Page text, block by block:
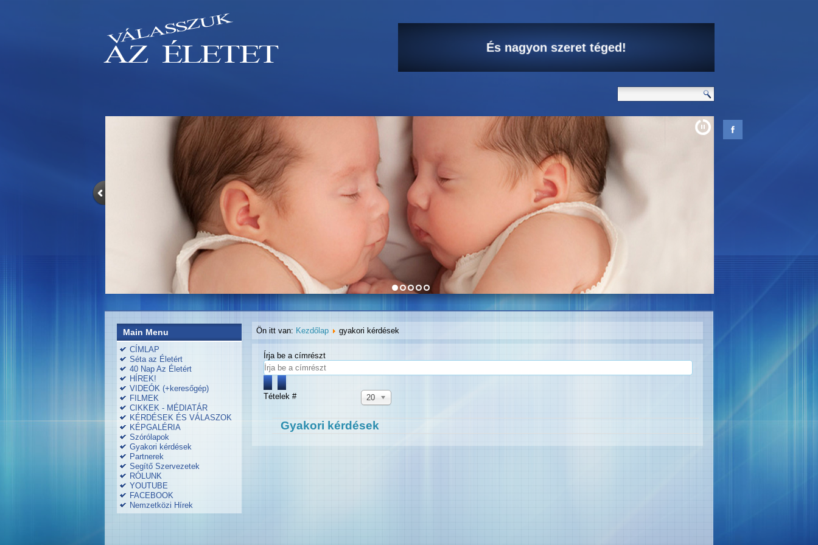
A kicsid élni akar.
És nagyon szeret téged!
Main Menu
CÍMLAP
Séta az Életért
40 Nap Az Életért
HÍREK!
VIDEÓK (+keresőgép)
FILMEK
CIKKEK - MÉDIATÁR
KÉRDÉSEK ÉS VÁLASZOK
KÉPGALÉRIA
Szórólapok
Gyakori kérdések
Partnerek
Segítő Szervezetek
RÓLUNK
YOUTUBE
FACEBOOK
Nemzetközi Hírek
Ön itt van: Kezdőlap gyakori kérdések
Írja be a címrészt
Tételek # 20
Gyakori kérdések